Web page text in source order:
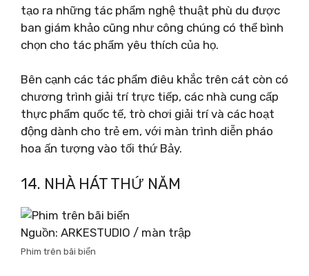
tạo ra những tác phẩm nghệ thuật phù du được
ban giám khảo cũng như công chúng có thể bình
chọn cho tác phẩm yêu thích của họ.
Bên cạnh các tác phẩm điêu khắc trên cát còn có
chương trình giải trí trực tiếp, các nhà cung cấp
thực phẩm quốc tế, trò chơi giải trí và các hoạt
động dành cho trẻ em, với màn trình diễn pháo
hoa ấn tượng vào tối thứ Bảy.
14. NHÀ HÁT THỨ NĂM
Nguồn: ARKESTUDIO / màn trập
Phim trên bãi biển